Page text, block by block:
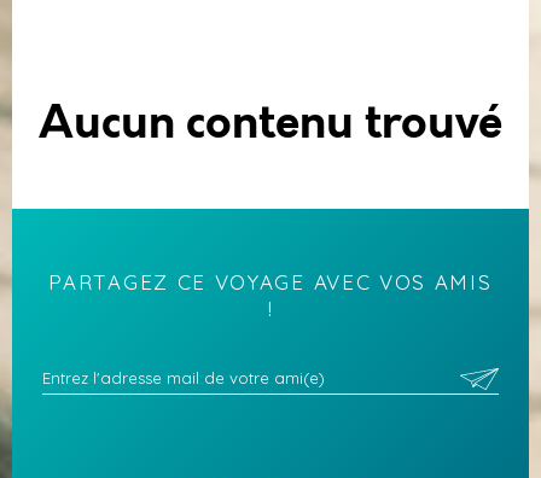
Aucun contenu trouvé
PARTAGEZ CE VOYAGE AVEC VOS AMIS
!